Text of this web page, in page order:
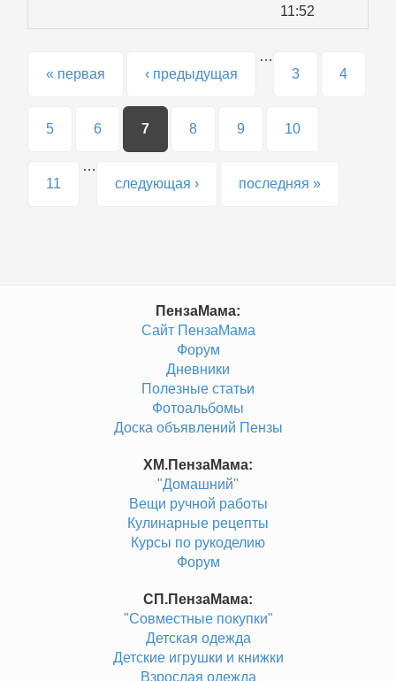
11:52
Страницы
« первая ‹ предыдущая
…
3
4
5 6 7 8 9 10
11
…
следующая ›
последняя »
ПензаМама:
Сайт ПензаМама
Форум
Дневники
Полезные статьи
Фотоальбомы
Доска объявлений Пензы
ХМ.ПензаМама:
"Домашний"
Вещи ручной работы
Кулинарные рецепты
Курсы по рукоделию
Форум
СП.ПензаМама:
"Совместные покупки"
Детская одежда
Детские игрушки и книжки
Взрослая одежда